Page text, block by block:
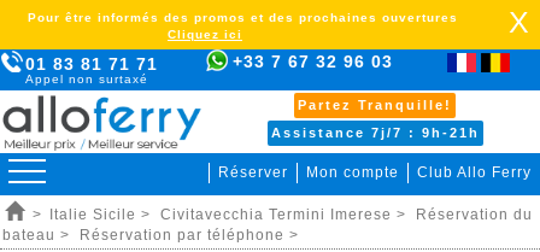
01 83 81 71 71
Appel non surtaxé
+33 7 67 32 96 03
Partez Tranquille!
Assistance 7j/7 : 9h-21h
Réserver Mon compte Club Allo Ferry
Pour être informés des promos et des prochaines ouvertures
Cliquez ici
X
> Italie Sicile > Civitavecchia Termini Imerese >
Réservation du
bateau >
Réservation par téléphone >